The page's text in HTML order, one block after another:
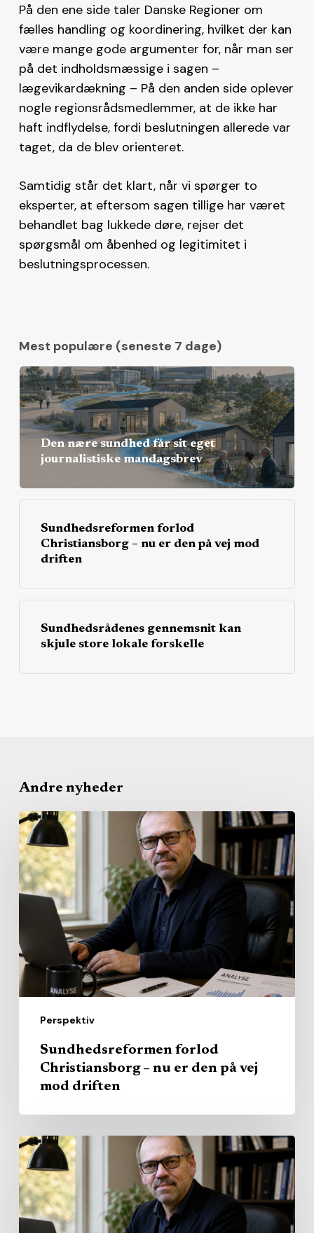
På den ene side taler Danske Regioner om
fælles handling og koordinering, hvilket der kan
være mange gode argumenter for, når man ser
på det indholdsmæssige i sagen –
lægevikardækning – På den anden side oplever
nogle regionsrådsmedlemmer, at de ikke har
haft indflydelse, fordi beslutningen allerede var
taget, da de blev orienteret.
Samtidig står det klart, når vi spørger to
eksperter, at eftersom sagen tillige har været
behandlet bag lukkede døre, rejser det
spørgsmål om åbenhed og legitimitet i
beslutningsprocessen.
Mest populære (seneste 7 dage)
Den nære sundhed får sit eget
journalistiske mandagsbrev
Sundhedsreformen forlod
Christiansborg – nu er den på vej mod
driften
Sundhedsrådenes gennemsnit kan
skjule store lokale forskelle
Andre nyheder
Perspektiv
Sundhedsreformen
forlod
Christiansborg
–
den
på
vej
driften
Sundhedsreformen forlod
Christiansborg – nu er den på vej
mod driften
Alle
vil
stoppe
patienterne